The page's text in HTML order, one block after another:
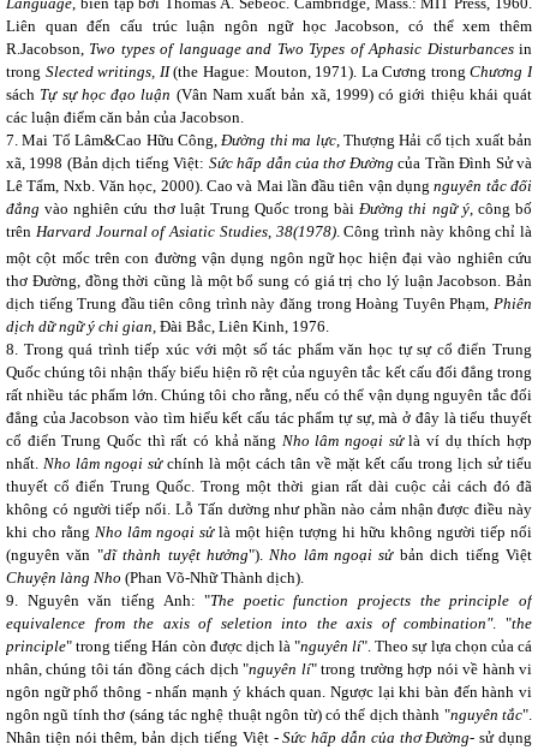
Liên quan đến cấu trúc luận ngôn ngữ học Jacobson, có thể xem thêm
R.Jacobson, Two types of language and Two Types of Aphasic Disturbances in
trong Slected writings, II(the Hague: Mouton, 1971). La Cương trongChương I
sách Tự sự học đạo luận (Vân Nam xuất bản xã, 1999) có giới thiệu khái quát
các luận điểm căn bản của Jacobson.
7. Mai Tổ Lâm&Cao Hữu Công,Đường thi ma lực, Thượng Hải cổ tịch xuất bản
xã, 1998 (Bản dịch tiếng Việt: Sức hấp dẫn của thơ Đường của Trần Đình Sử và
Lê Tẩm, Nxb. Văn học, 2000). Cao và Mai lần đầu tiên vận dụngnguyên tắc đối
đẳng vào nghiên cứu thơ luật Trung Quốc trong bàiĐường thi ngữ ý, công bố
trên Harvard Journal of Asiatic Studies,38(1978). Công trình này không chỉ là
một cột mốc trên con đường vận dụng ngôn ngữ học hiện đại vào nghiên cứu
thơ Đường, đồng thời cũng là một bổ sung có giá trị cho lý luận Jacobson. Bản
dịch tiếng Trung đầu tiên công trình này đăng trong Hoàng Tuyên Phạm, Phiên
dịch dữ ngữ ý chi gian, Đài Bắc, Liên Kinh, 1976.
8. Trong quá trình tiếp xúc với một số tác phẩm văn học tự sự cổ điển Trung
Quốc chúng tôi nhận thấy biểu hiện rõ rệt của nguyên tắc kết cấu đối đẳng trong
rất nhiều tác phẩm lớn. Chúng tôi cho rằng, nếu có thể vận dụng nguyên tắc đối
đẳng của Jacobson vào tìm hiểu kết cấu tác phẩm tự sự, mà ở đây là tiểu thuyết
cổ điển Trung Quốc thì rất có khả năng Nho lâm ngoại sử là ví dụ thích hợp
nhất. Nho lâm ngoại sử chính là một cách tân về mặt kết cấu trong lịch sử tiểu
thuyết cổ điển Trung Quốc. Trong một thời gian rất dài cuộc cải cách đó đã
không có người tiếp nối. Lỗ Tấn dường như phần nào cảm nhận được điều này
khi cho rằng Nho lâm ngoại sửlà một hiện tượng hi hữu không người tiếp nối
(nguyên văn "dĩ thành tuyệt hưởng").Nho lâm ngoại sửbản dich tiếng Việt
Chuyện làng Nho (Phan Võ-Nhữ Thành dịch).
9. Nguyên văn tiếng Anh: "The poetic function projects the principle of
equivalence from the axis of seletion into the axis of combination". "the
principle" trong tiếng Hán còn được dịch là "nguyên lí". Theo sự lựa chọn của cá
nhân, chúng tôi tán đồng cách dịch "nguyên lí" trong trường hợp nói về hành vi
ngôn ngữ phổ thông - nhấn mạnh ý khách quan. Ngược lại khi bàn đến hành vi
ngôn ngũ tính thơ (sáng tác nghệ thuật ngôn từ) có thể dịch thành "nguyên tắc".
Nhân tiện nói thêm, bản dịch tiếng Việt -Sức hấp dẫn của thơ Đường- sử dụng